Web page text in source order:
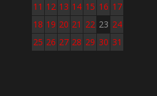
11 12 13 14 15 16 17
18 19 20 21 22 23 24
25 26 27 28 29 30 31